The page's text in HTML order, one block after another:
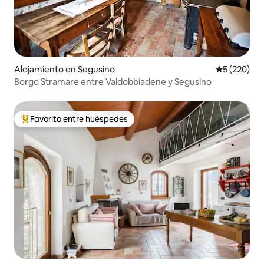
Alojamiento en Segusino
5 (220)
Borgo Stramare entre Valdobbiadene y Segusino
Favorito entre huéspedes preferido
Favorito entre huéspedes